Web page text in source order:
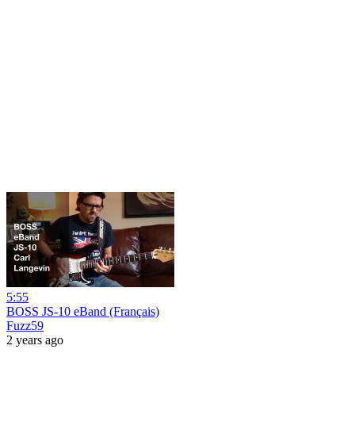
5:55
BOSS JS-10 eBand (Français)
Fuzz59
2 years ago